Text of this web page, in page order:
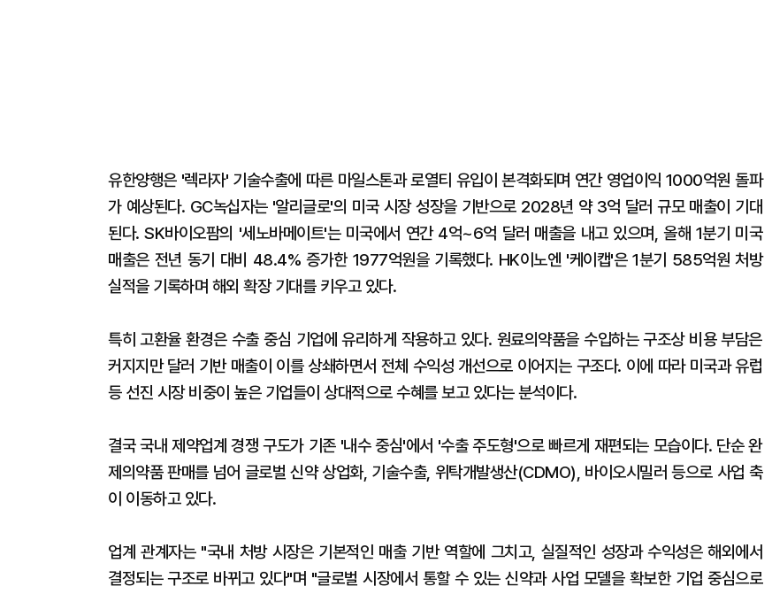
유한양행은 '렉라자' 기술수출에 따른 마일스톤과 로열티 유입이 본격화되며 연간 영업이익 1000억원 돌파
가 예상된다. GC녹십자는 '알리글로'의 미국 시장 성장을 기반으로 2028년 약 3억 달러 규모 매출이 기대
된다. SK바이오팜의 '세노바메이트'는 미국에서 연간 4억~6억 달러 매출을 내고 있으며, 올해 1분기 미국
매출은 전년 동기 대비 48.4% 증가한 1977억원을 기록했다. HK이노엔 '케이캡'은 1분기 585억원 처방
실적을 기록하며 해외 확장 기대를 키우고 있다.
특히 고환율 환경은 수출 중심 기업에 유리하게 작용하고 있다. 원료의약품을 수입하는 구조상 비용 부담은
커지지만 달러 기반 매출이 이를 상쇄하면서 전체 수익성 개선으로 이어지는 구조다. 이에 따라 미국과 유럽
등 선진 시장 비중이 높은 기업들이 상대적으로 수혜를 보고 있다는 분석이다.
결국 국내 제약업계 경쟁 구도가 기존 '내수 중심'에서 '수출 주도형'으로 빠르게 재편되는 모습이다. 단순 완
제의약품 판매를 넘어 글로벌 신약 상업화, 기술수출, 위탁개발생산(CDMO), 바이오시밀러 등으로 사업 축
이 이동하고 있다.
업계 관계자는 "국내 처방 시장은 기본적인 매출 기반 역할에 그치고, 실질적인 성장과 수익성은 해외에서
결정되는 구조로 바뀌고 있다"며 "글로벌 시장에서 통할 수 있는 신약과 사업 모델을 확보한 기업 중심으로